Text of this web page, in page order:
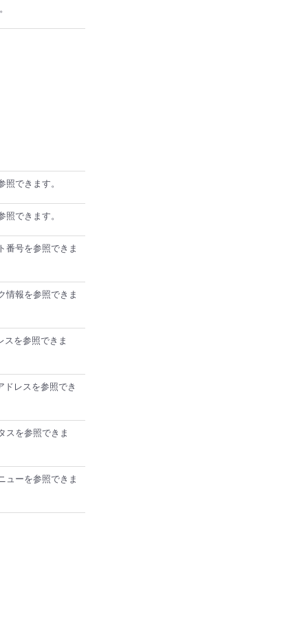
照できます。
照できます。
番号を参照できま
情報を参照できま
スを参照できま
ドレスを参照でき
スを参照できま
ューを参照できま